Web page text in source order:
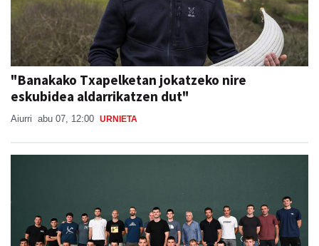
"Banakako Txapelketan jokatzeko nire
eskubidea aldarrikatzen dut"
Aiurri abu 07, 12:00 URNIETA